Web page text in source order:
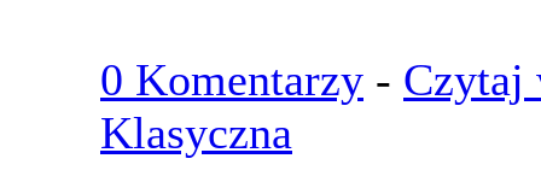
0 Komentarzy - Czytaj
Klasyczna